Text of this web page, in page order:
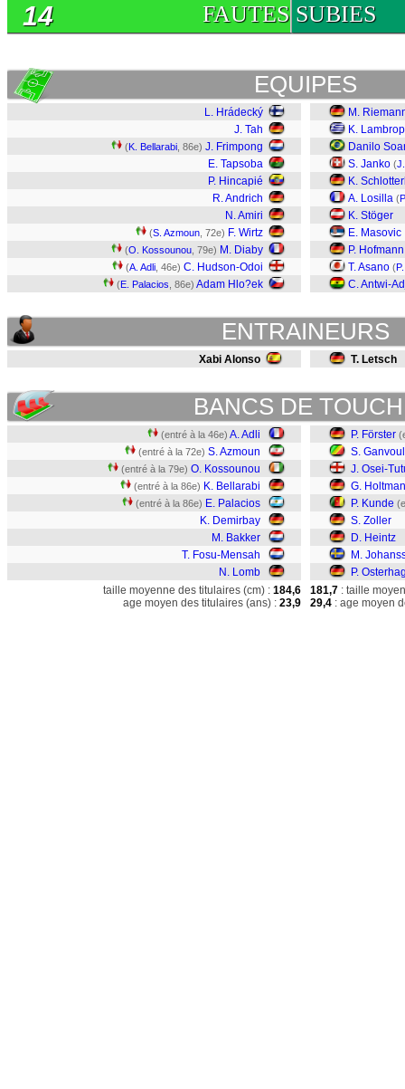
FAUTES SUBIES
14
EQUIPES
L. Hrádecký
J. Tah
(K. Bellarabi , 86e) J. Frimpong
E. Tapsoba
P. Hincapié
R. Andrich
N. Amiri
(S. Azmoun , 72e) F. Wirtz
(O. Kossounou , 79e) M. Diaby
(A. Adli , 46e) C. Hudson-Odoi
(E. Palacios , 86e) Adam Hlo?ek
M.
K.
Danilo
S. Janko (
K.
A. Losilla (
K. Stöger
E. Masovic
P. Hofmann
T. Asano (
C. Antwi-
ENTRAINEURS
Xabi Alonso T. Letsch
BANCS DE
(entré à la 46e) A. Adli
(entré à la 72e) S. Azmoun
(entré à la 79e) O. Kossounou
(entré à la 86e) K. Bellarabi
(entré à la 86e) E. Palacios
K. Demirbay
M. Bakker
T. Fosu-Mensah
N. Lomb
P. Förster
S.
J. Osei-
G.
P. Kunde
S. Zoller
D. Heintz
M.
P.
taille moyenne des titulaires (cm) : 184,6
age moyen des titulaires (ans) : 23,9
181,7 : taille
29,4 : age moyen